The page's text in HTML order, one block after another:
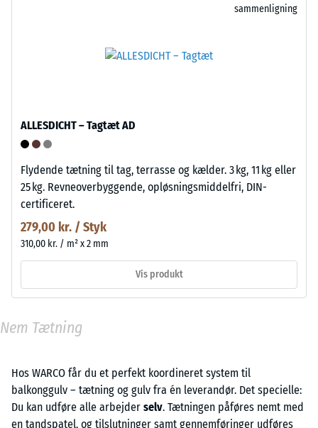
sammenligning
ALLESDICHT – Tagtæt AD
Flydende tætning til tag, terrasse og kælder. 3 kg, 11 kg eller
25 kg. Revneoverbyggende, opløsningsmiddelfri, DIN-
certificeret.
279,00 kr. / Styk
310,00 kr. / m² x 2 mm
Vis produkt
Nem Tætning
Hos WARCO får du et perfekt koordineret system til
balkonggulv – tætning og gulv fra én leverandør. Det specielle:
Du kan udføre alle arbejder selv. Tætningen påføres nemt med
en tandspatel, og tilslutninger samt gennemføringer udføres